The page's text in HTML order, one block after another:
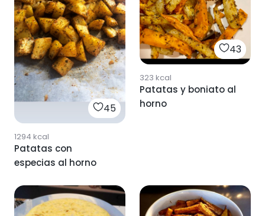
45
1294 kcal
Patatas con
especias al horno
43
323 kcal
Patatas y boniato al
horno